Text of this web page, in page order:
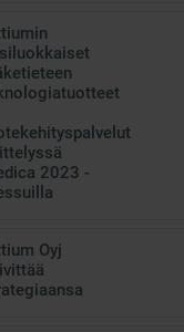
2023 -
Oyj